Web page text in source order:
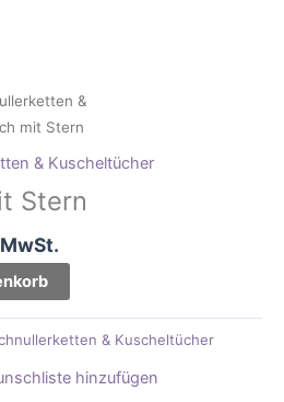
&
mit Stern
& Kuscheltücher
Stern
& Kuscheltücher
hinzufügen